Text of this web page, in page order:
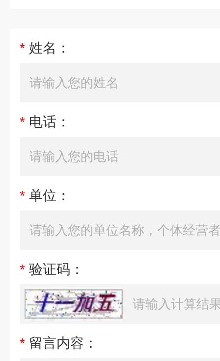
* 姓名：
* 电话：
* 单位：
* 验证码：
* 留言内容：